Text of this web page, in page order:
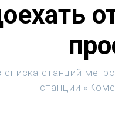
списка станций
станции